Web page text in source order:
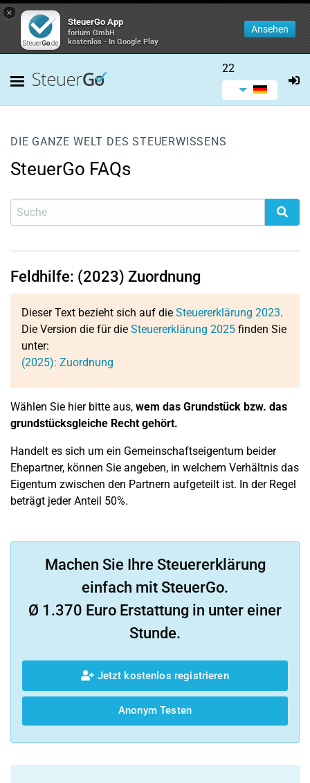
×
SteuerGo App
forium GmbH
kostenlos - In Google Play
Ansehen
22
DIE GANZE WELT DES STEUERWISSENS
SteuerGo FAQs
Feldhilfe: (2023) Zuordnung
Dieser Text bezieht sich auf die Steuererklärung 2023.
Die Version die für die Steuererklärung 2025 finden Sie
unter:
(2025): Zuordnung
Wählen Sie hier bitte aus, wem das Grundstück bzw. das
grundstücksgleiche Recht gehört.
Handelt es sich um ein Gemeinschaftseigentum beider
Ehepartner, können Sie angeben, in welchem Verhältnis das
Eigentum zwischen den Partnern aufgeteilt ist. In der Regel
beträgt jeder Anteil 50%.
Machen Sie Ihre Steuererklärung
einfach mit SteuerGo.
Ø 1.370 Euro Erstattung in unter einer
Stunde.
Jetzt kostenlos registrieren
Anonym Testen